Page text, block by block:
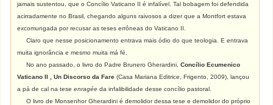
jamais sustentou, que o Concílio Vaticano II é infalível. Tal bobagem foi defendida
acirradamente no Brasil, chegando alguns raivosos a dizer que a Montfort estava
excomungada por recusar as teses errôneas do Vaticano II.
Claro que nesse posicionamento entrava mais ódio do que teologia. E entrava
muita ignorância e mesmo muita má fé.
No ano passado, o livro do Padre Brunero Gherardini,Concílio Ecumenico
Vaticano II , Un Discorso da Fare(Casa Mariana Editrice, Frigento, 2009), lançou
a pá de cal na teseenragée da infalibilidade desse concílio pastoral.
O livro de Monsenhor Gherardini é demolidor dessa tese e demolidor do próprio